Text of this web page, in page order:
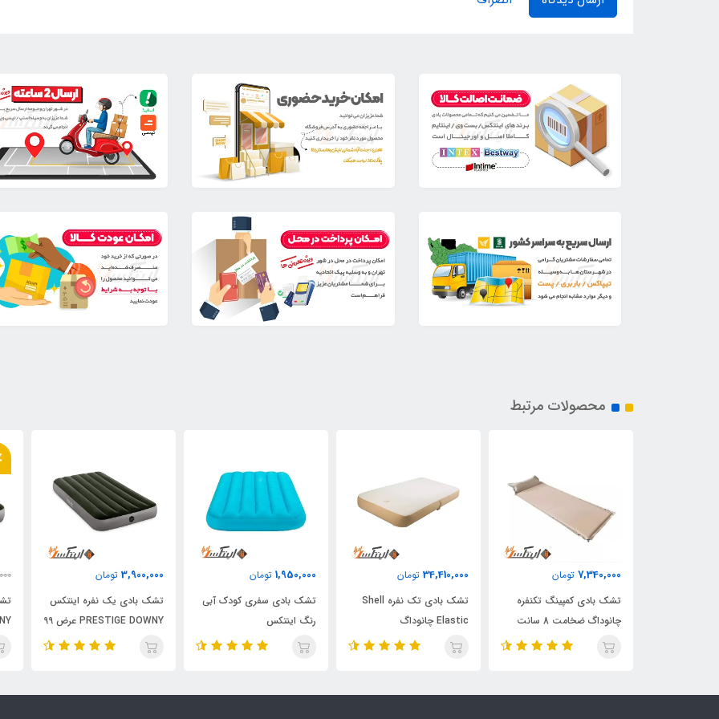
محصولات مرتبط
7,340,000 تومان
تشک بادی کمپینگ تکنفره
چانوداگ ضخامت 8 سانت
34,410,000 تومان
تشک بادی تک نفره Shell
Elastic چانوداگ
1,950,000 تومان
تشک بادی سفری کودک آبی
رنگ اینتکس
3,900,000 تومان
تشک بادی یک نفره اینتکس
PRESTIGE DOWNY عرض 99
76